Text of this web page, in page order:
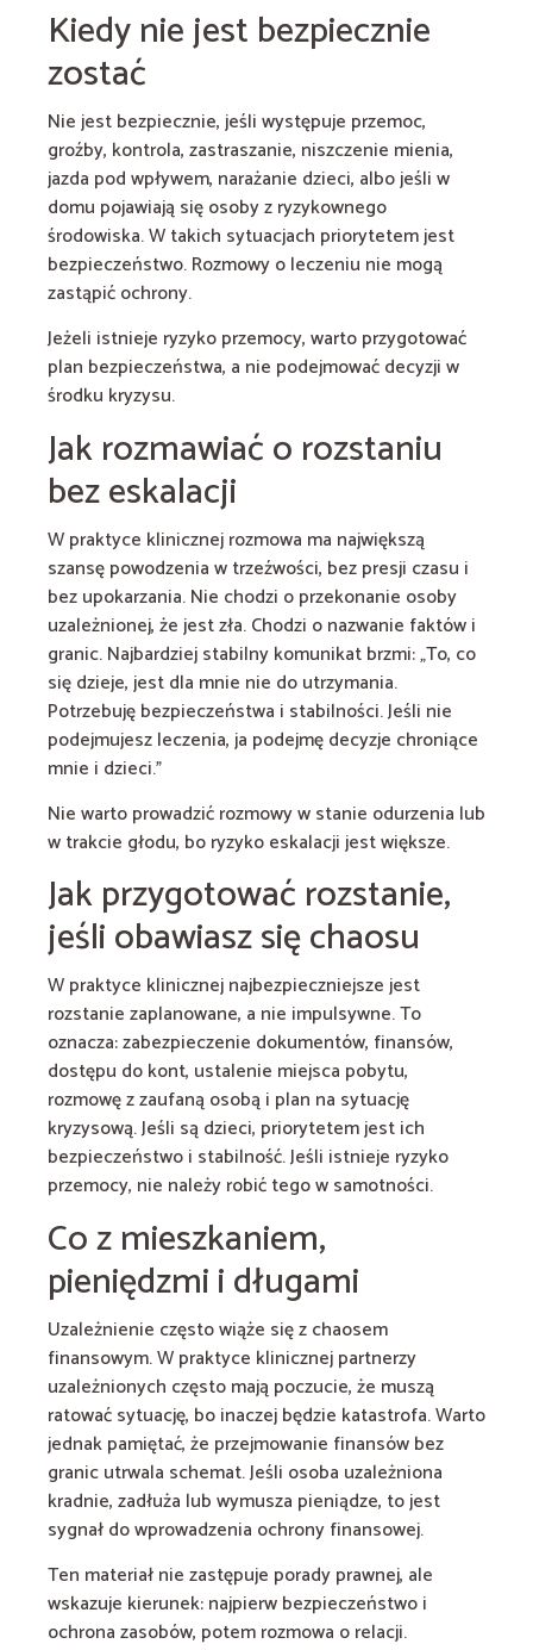
Kiedy nie jest bezpiecznie
zostać
Nie jest bezpiecznie, jeśli występuje przemoc,
groźby, kontrola, zastraszanie, niszczenie mienia,
jazda pod wpływem, narażanie dzieci, albo jeśli w
domu pojawiają się osoby z ryzykownego
środowiska. W takich sytuacjach priorytetem jest
bezpieczeństwo. Rozmowy o leczeniu nie mogą
zastąpić ochrony.
Jeżeli istnieje ryzyko przemocy, warto przygotować
plan bezpieczeństwa, a nie podejmować decyzji w
środku kryzysu.
Jak rozmawiać o rozstaniu
bez eskalacji
W praktyce klinicznej rozmowa ma największą
szansę powodzenia w trzeźwości, bez presji czasu i
bez upokarzania. Nie chodzi o przekonanie osoby
uzależnionej, że jest zła. Chodzi o nazwanie faktów i
granic. Najbardziej stabilny komunikat brzmi: „To, co
się dzieje, jest dla mnie nie do utrzymania.
Potrzebuję bezpieczeństwa i stabilności. Jeśli nie
podejmujesz leczenia, ja podejmę decyzje chroniące
mnie i dzieci.”
Nie warto prowadzić rozmowy w stanie odurzenia lub
w trakcie głodu, bo ryzyko eskalacji jest większe.
Jak przygotować rozstanie,
jeśli obawiasz się chaosu
W praktyce klinicznej najbezpieczniejsze jest
rozstanie zaplanowane, a nie impulsywne. To
oznacza: zabezpieczenie dokumentów, finansów,
dostępu do kont, ustalenie miejsca pobytu,
rozmowę z zaufaną osobą i plan na sytuację
kryzysową. Jeśli są dzieci, priorytetem jest ich
bezpieczeństwo i stabilność. Jeśli istnieje ryzyko
przemocy, nie należy robić tego w samotności.
Co z mieszkaniem,
pieniędzmi i długami
Uzależnienie często wiąże się z chaosem
finansowym. W praktyce klinicznej partnerzy
uzależnionych często mają poczucie, że muszą
ratować sytuację, bo inaczej będzie katastrofa. Warto
jednak pamiętać, że przejmowanie finansów bez
granic utrwala schemat. Jeśli osoba uzależniona
kradnie, zadłuża lub wymusza pieniądze, to jest
sygnał do wprowadzenia ochrony finansowej.
Ten materiał nie zastępuje porady prawnej, ale
wskazuje kierunek: najpierw bezpieczeństwo i
ochrona zasobów, potem rozmowa o relacji.